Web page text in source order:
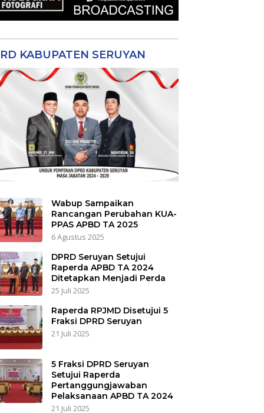
KABUPATEN SERUYAN
Wabup Sampaikan
Rancangan Perubahan KUA-
PPAS APBD TA 2025
6 Agustus 2025
DPRD Seruyan Setujui
Raperda APBD TA 2024
Ditetapkan Menjadi Perda
25 Juli 2025
Raperda RPJMD Disetujui 5
Fraksi DPRD Seruyan
21 Juli 2025
5 Fraksi DPRD Seruyan
Setujui Raperda
Pertanggungjawaban
Pelaksanaan APBD TA 2024
21 Juli 2025